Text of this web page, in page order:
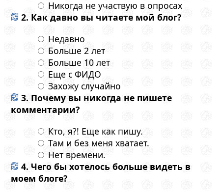
Никогда не участвую в опросах
2. Как давно вы читаете мой блог?
Недавно
Больше 2 лет
Больше 10 лет
Еще с ФИДО
Захожу случайно
3. Почему вы никогда не пишете
комментарии?
Кто, я?! Еще как пишу.
Там и без меня хватает.
Нет времени.
4. Чего бы хотелось больше видеть в
моем блоге?